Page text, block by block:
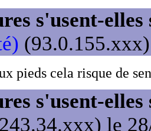
s'usent-
pieds cela risque de
s'usent-
le